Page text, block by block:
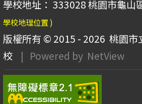
學校地址： 333028 桃園市龜山
學校地理位置 )
版權所有 © 2015 - 2026 桃園市
校
| Powered by NetView